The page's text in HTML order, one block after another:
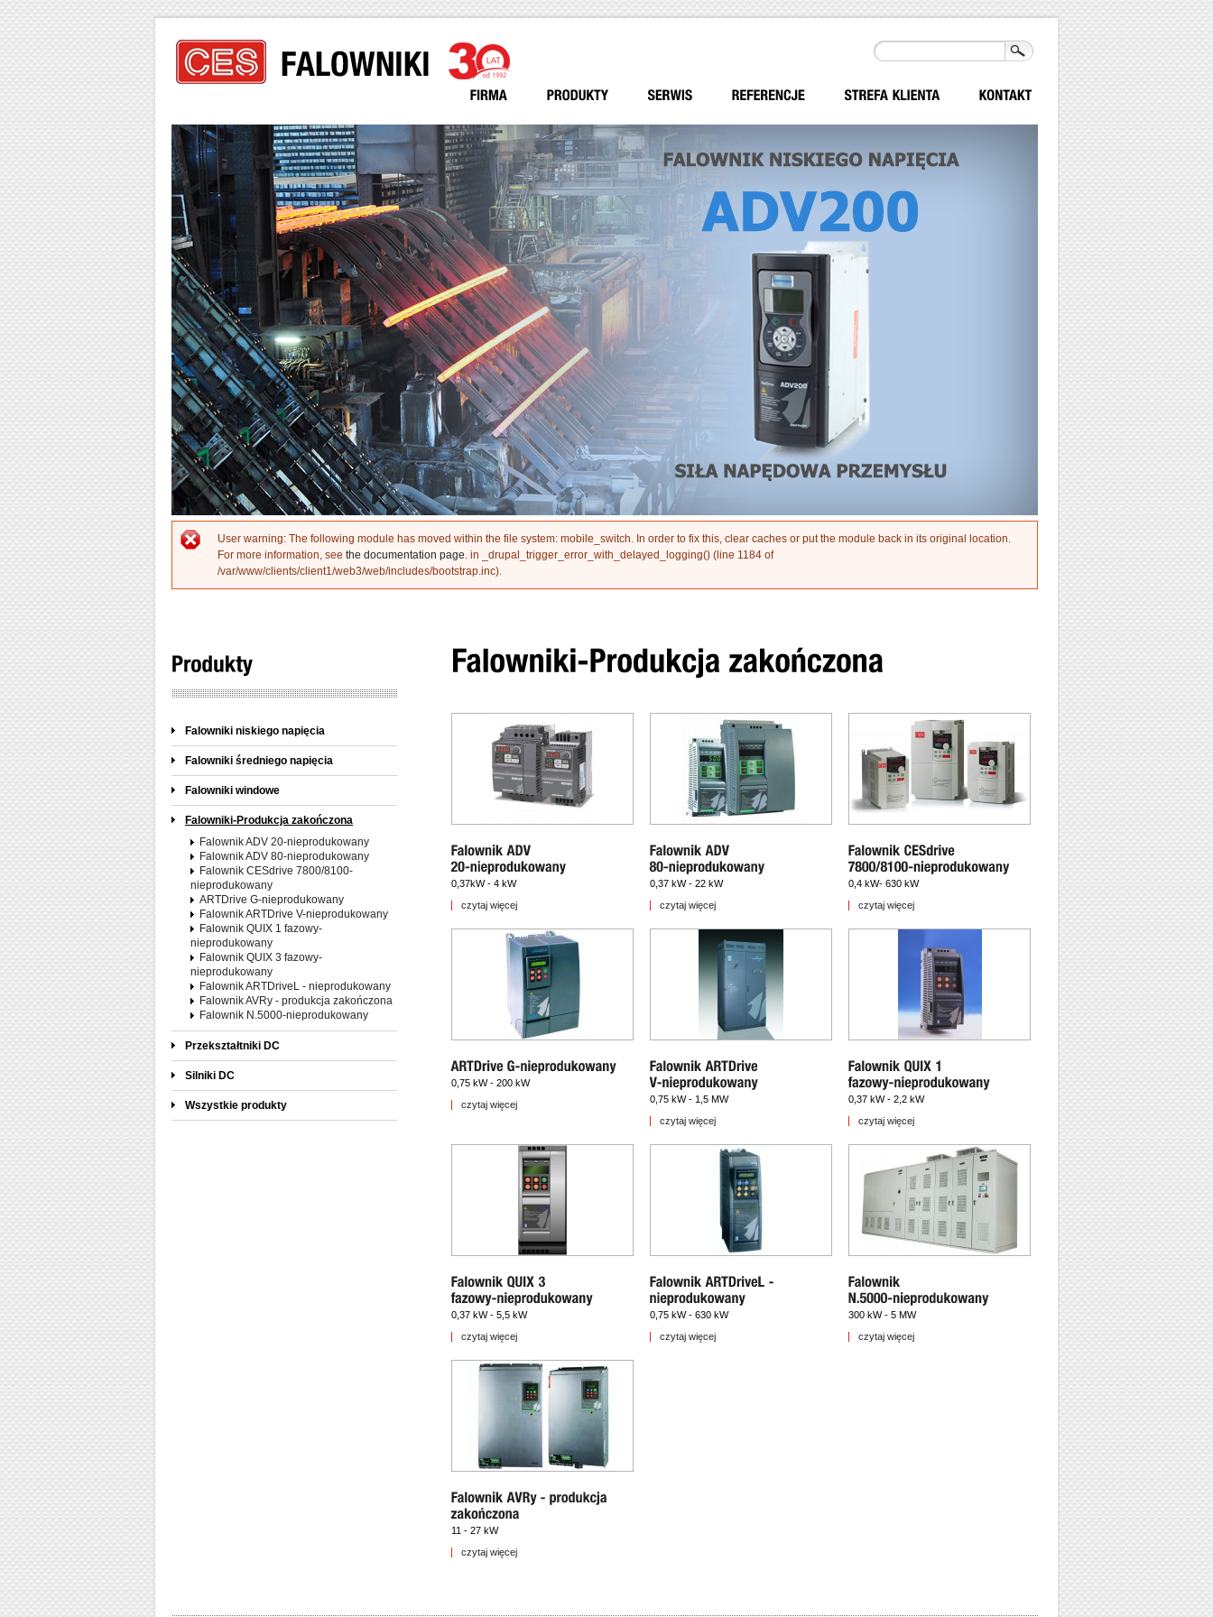
Formularz
Komunikat o błędzie
User warning: The following module has moved within the file system: mobile_switch. In order to fix this, clear caches or put the module back in its original location.
For more information, see the documentation page. in _drupal_trigger_error_with_delayed_logging() (line 1184 of
/var/www/clients/client1/web3/web/includes/bootstrap.inc).
Falowniki niskiego napięcia
Falowniki średniego napięcia
Falowniki windowe
Falowniki-Produkcja zakończona
Falownik ADV 20-nieprodukowany
Falownik ADV 80-nieprodukowany
Falownik CESdrive 7800/8100-
nieprodukowany
ARTDrive G-nieprodukowany
Falownik ARTDrive V-nieprodukowany
Falownik QUIX 1 fazowy-
nieprodukowany
Falownik QUIX 3 fazowy-
nieprodukowany
Falownik ARTDriveL - nieprodukowany
Falownik AVRy - produkcja zakończona
Falownik N.5000-nieprodukowany
Przekształtniki DC
Silniki DC
Wszystkie produkty
0,37kW - 4 kW
czytaj więcej
0,37 kW - 22 kW
czytaj więcej
0,4 kW- 630 kW
czytaj więcej
0,75 kW - 200 kW
czytaj więcej
0,75 kW - 1,5 MW
czytaj więcej
0,37 kW - 2,2 kW
czytaj więcej
0,37 kW - 5,5 kW
czytaj więcej
0,75 kW - 630 kW
czytaj więcej
300 kW - 5 MW
czytaj więcej
11 - 27 kW
czytaj więcej